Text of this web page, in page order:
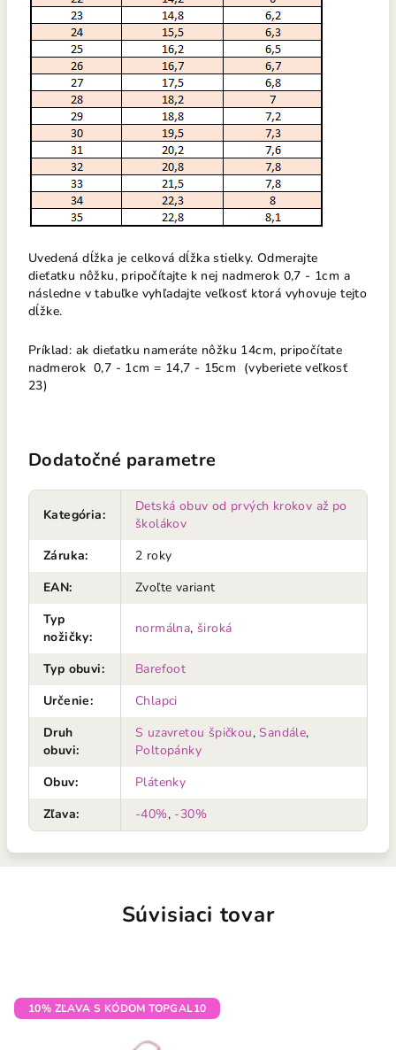
Uvedená dĺžka je celková dĺžka stielky. Odmerajte
dieťatku nôžku, pripočítajte k nej nadmerok 0,7 - 1cm a
následne v tabuľke vyhľadajte veľkosť ktorá vyhovuje tejto
dĺžke.
Príklad: ak dieťatku nameráte nôžku 14cm, pripočítate
nadmerok 0,7 - 1cm = 14,7 - 15cm (vyberiete veľkosť
23)
Dodatočné parametre
Kategória:
Detská obuv od prvých krokov až po
školákov
Záruka:
2 roky
EAN:
Zvoľte variant
Typ
nožičky:
normálna, široká
Typ obuvi:
Barefoot
Určenie:
Chlapci
Druh
obuvi:
S uzavretou špičkou,Sandále,
Poltopánky
Obuv:
Plátenky
Zľava: -40%, -30%
Súvisiaci tovar
10% ZĽAVA S KÓDOM TOPGAL10